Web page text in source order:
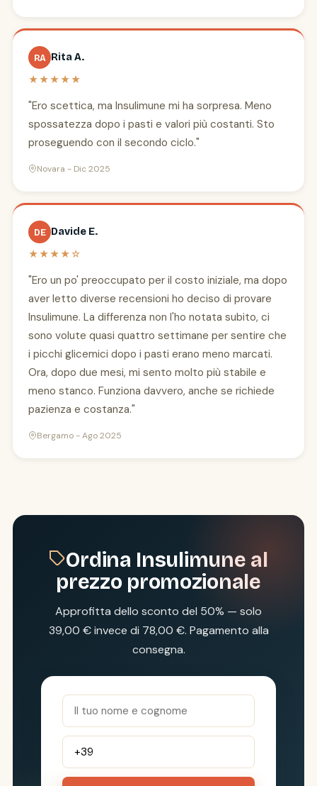
RA Rita A.
★★★★★
"Ero scettica, ma Insulimune mi ha sorpresa. Meno
spossatezza dopo i pasti e valori più costanti. Sto
proseguendo con il secondo ciclo."
Novara - Dic 2025
DE Davide E.
★★★★☆
"Ero un po' preoccupato per il costo iniziale, ma dopo
aver letto diverse recensioni ho deciso di provare
Insulimune. La differenza non l'ho notata subito, ci
sono volute quasi quattro settimane per sentire che
i picchi glicemici dopo i pasti erano meno marcati.
Ora, dopo due mesi, mi sento molto più stabile e
meno stanco. Funziona davvero, anche se richiede
pazienza e costanza."
Bergamo - Ago 2025
Ordina Insulimune al
prezzo promozionale
Approfitta dello sconto del 50% — solo
39,00 € invece di 78,00 €. Pagamento alla
consegna.